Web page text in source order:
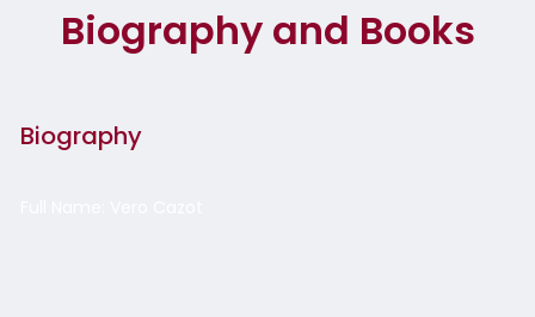
Biography and Books
Biography